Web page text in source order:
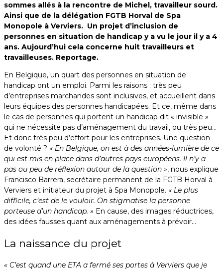
sommes allés à la rencontre de Michel, travailleur sourd.
Ainsi que de la délégation FGTB Horval de Spa
Monopole à Verviers. Un projet d’inclusion de
personnes en situation de handicap y a vu le jour il y a 4
ans. Aujourd’hui cela concerne huit travailleurs et
travailleuses. Reportage.
En Belgique, un quart des personnes en situation de
handicap ont un emploi. Parmi les raisons : très peu
d’entreprises marchandes sont inclusives, et accueillent dans
leurs équipes des personnes handicapées. Et ce, même dans
le cas de personnes qui portent un handicap dit « invisible »
qui ne nécessite pas d’aménagement du travail, ou très peu…
Et donc très peu d’effort pour les entreprises. Une question
de volonté ? « En Belgique, on est à des années-lumière de ce
qui est mis en place dans d’autres pays européens. Il n’y a
pas ou peu de réflexion autour de la question », nous explique
Francisco Barrera, secrétaire permanent de la FGTB Horval à
Verviers et initiateur du projet à Spa Monopole. « Le plus
difficile, c’est de le vouloir. On stigmatise la personne
porteuse d’un handicap. » En cause, des images réductrices,
des idées fausses quant aux aménagements à prévoir…
La naissance du projet
« C’est quand une ETA a fermé ses portes à Verviers que je